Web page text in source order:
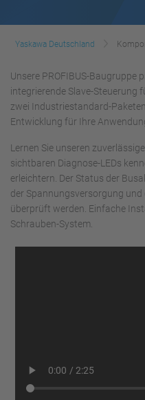
Yaskawa Deutschland
Unsere PROFIBUS-Baugruppe
integrierende Slave-Steuerung
zwei Industriestandard-
Entwicklung für Ihre
Lernen Sie unseren
sichtbaren Diagnose-LEDs
erleichtern. Der Status der
der Spannungsversorgung
überprüft werden. Einfache
Schrauben-System.